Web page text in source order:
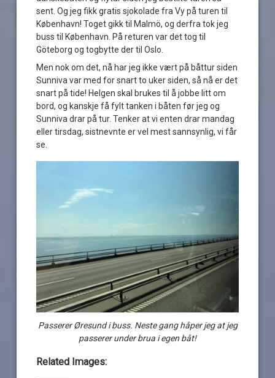
sent. Og jeg fikk gratis sjokolade fra Vy på turen til
København! Toget gikk til Malmö, og derfra tok jeg
buss til København. På returen var det tog til
Göteborg og togbytte der til Oslo.
Men nok om det, nå har jeg ikke vært på båttur siden
Sunniva var med for snart to uker siden, så nå er det
snart på tide! Helgen skal brukes til å jobbe litt om
bord, og kanskje få fylt tanken i båten før jeg og
Sunniva drar på tur. Tenker at vi enten drar mandag
eller tirsdag, sistnevnte er vel mest sannsynlig, vi får
se.
Passerer Øresund i buss. Neste gang håper jeg at jeg
passerer under brua i egen båt!
Related Images: